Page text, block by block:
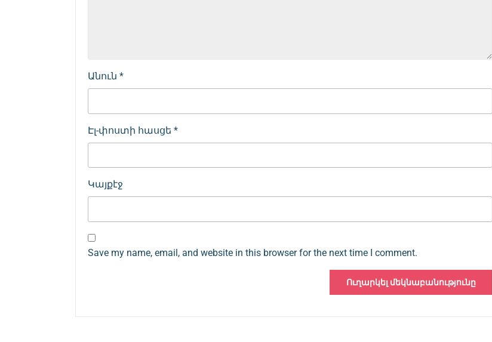
Անուն *
Էլ-փոստի հասցե *
Կայքէջ
Save my name, email, and website in this browser for the next time I comment.